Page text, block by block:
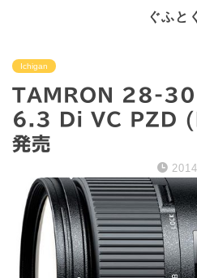
ぐふと
Ichigan
TAMRON 28-
6.3 Di VC PZD
発売